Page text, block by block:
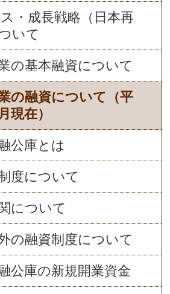
・成長戦略（日本再
いて
の基本融資について
の融資について（平
現在）
公庫とは
度について
について
の融資制度について
公庫の新規開業資金